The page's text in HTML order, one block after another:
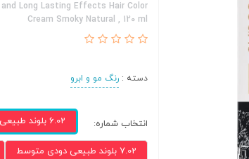
Long Lasting Effects Hair Color
Cream Smoky Natural , 120 ml
دسته :رنگ مو و ابرو
انتخاب شماره: 6.02 بلوند طبیعی دودی تیره
7.02 بلوند طبیعی دودی متوسط